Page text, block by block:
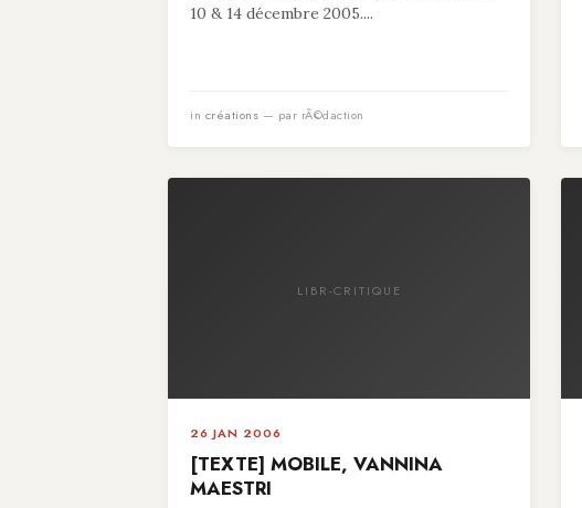
10 & 14 décembre 2005....
in créations — par rÃ©daction
LIBR-CRITIQUE
26 JAN 2006
[TEXTE] MOBILE, VANNINA
MAESTRI